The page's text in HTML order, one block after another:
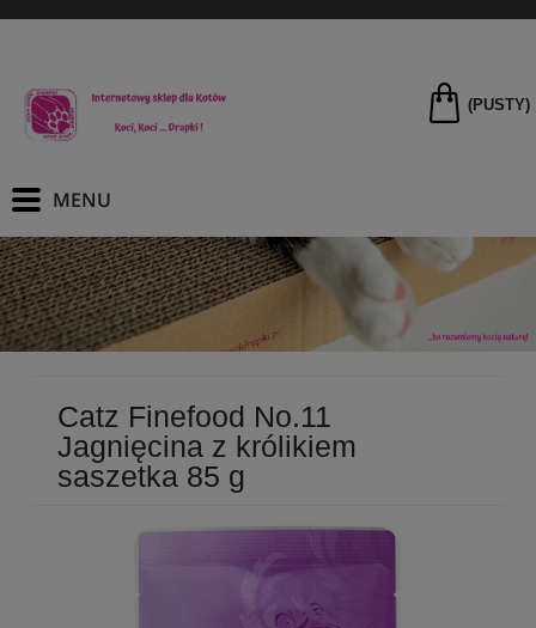
(PUSTY)
Catz Finefood No.11
Jagnięcina z królikiem
saszetka 85 g